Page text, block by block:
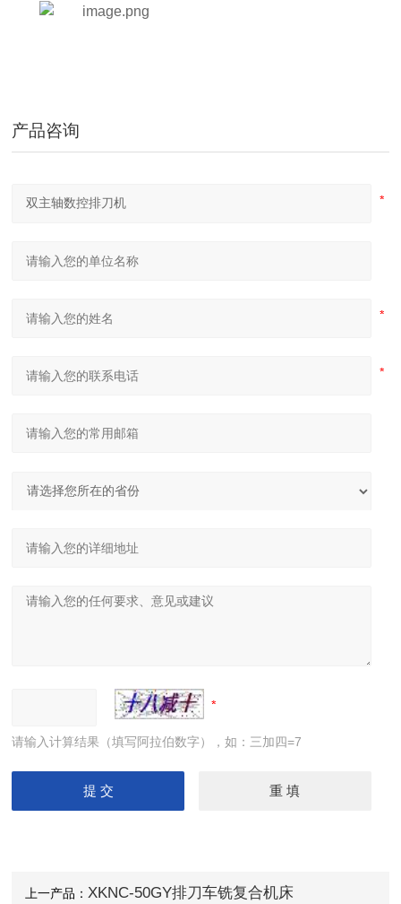
产品咨询
请输入计算结果（填写阿拉伯数字），如：三加四=7
上一产品： XKNC-50GY排刀车铣复合机床